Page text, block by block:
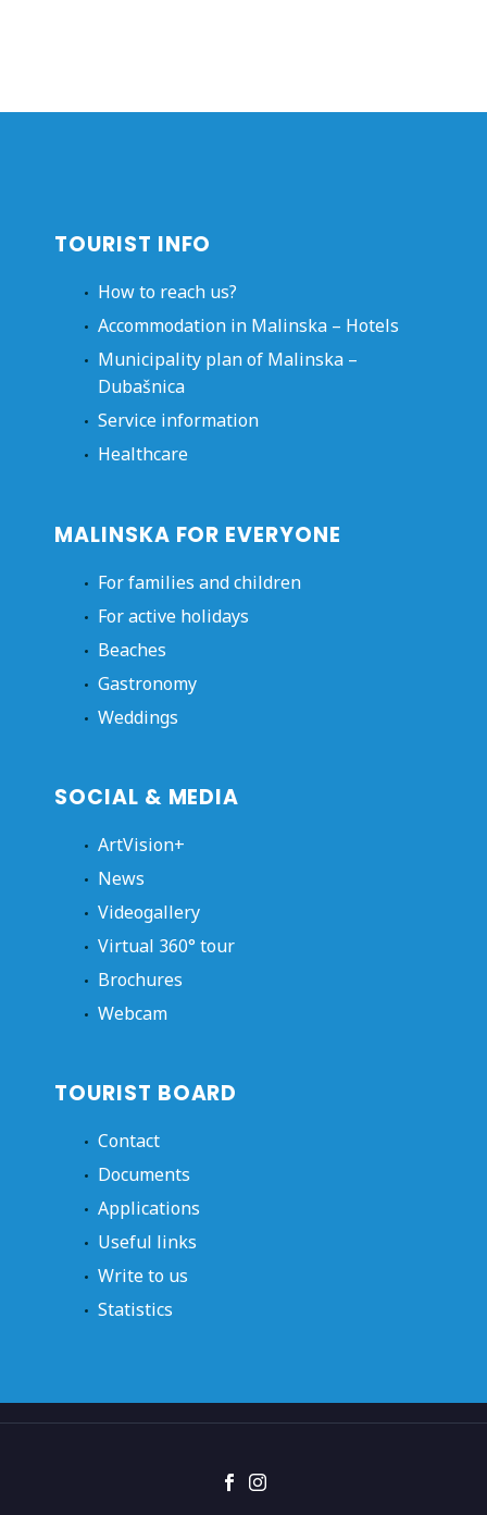
TOURIST INFO
How to reach us?
Accommodation in Malinska – Hotels
Municipality plan of Malinska –
Dubašnica
Service information
Healthcare
MALINSKA FOR EVERYONE
For families and children
For active holidays
Beaches
Gastronomy
Weddings
SOCIAL & MEDIA
ArtVision+
News
Videogallery
Virtual 360° tour
Brochures
Webcam
TOURIST BOARD
Contact
Documents
Applications
Useful links
Write to us
Statistics